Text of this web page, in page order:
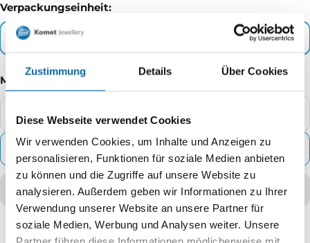
Zustimmung Details Über Cookies
Diese Webseite verwendet Cookies
Wir verwenden Cookies, um Inhalte und Anzeigen zu
personalisieren, Funktionen für soziale Medien anbieten
zu können und die Zugriffe auf unsere Website zu
analysieren. Außerdem geben wir Informationen zu Ihrer
Verwendung unserer Website an unsere Partner für
soziale Medien, Werbung und Analysen weiter. Unsere
Verpackungseinheit:
5 - Blister
Menge
Menge
verringern
ZUM WARENKORB HINZUFÜGEN